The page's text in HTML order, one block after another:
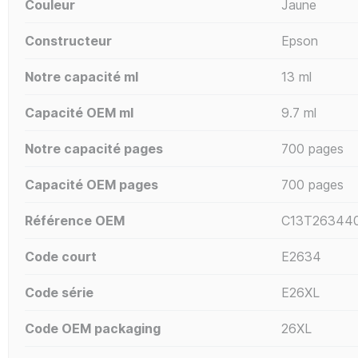
Couleur Jaune
Constructeur Epson
Notre capacité ml 13 ml
Capacité OEM ml 9.7 ml
Notre capacité pages 700 pages
Capacité OEM pages 700 pages
Référence OEM
Code court E2634
Code série E26XL
Code OEM packaging 26XL